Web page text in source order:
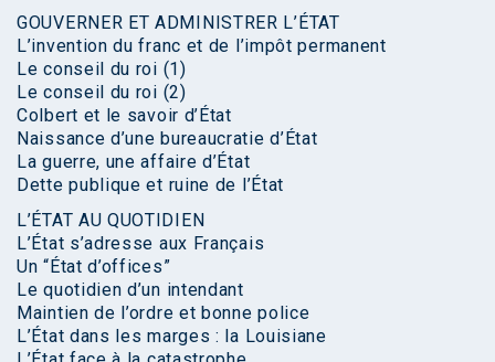
GOUVERNER ET ADMINISTRER L’ÉTAT
L’invention du franc et de l’impôt permanent
Le conseil du roi (1)
Le conseil du roi (2)
Colbert et le savoir d’État
Naissance d’une bureaucratie d’État
La guerre, une affaire d’État
Dette publique et ruine de l’État
L’ÉTAT AU QUOTIDIEN
L’État s’adresse aux Français
Un “État d’offices”
Le quotidien d’un intendant
Maintien de l’ordre et bonne police
L’État dans les marges : la Louisiane